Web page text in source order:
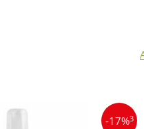
-17%3